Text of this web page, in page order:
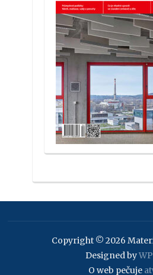
Copyright © 2026
Designed by
O web pečuje